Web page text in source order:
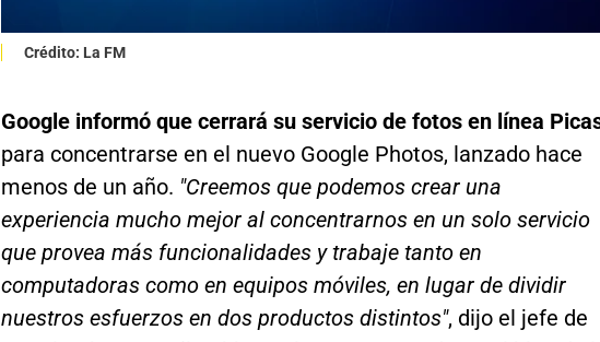
Crédito: La FM
Google informó que cerrará su servicio de fotos en línea
para concentrarse en el nuevo Google Photos, lanzado hace
menos de un año. "Creemos que podemos crear una
experiencia mucho mejor al concentrarnos en un solo servicio
que provea más funcionalidades y trabaje tanto en
computadoras como en equipos móviles, en lugar de dividir
nuestros esfuerzos en dos productos distintos", dijo el jefe de